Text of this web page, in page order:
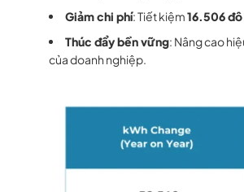
Giảm chi phí: Tiết kiệm16.506
Thúc đẩy bền vững: Nâng cao
của doanh nghiệp.